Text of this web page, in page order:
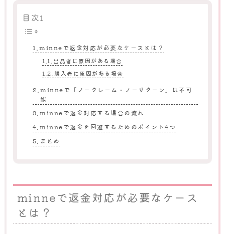
目次1
minneで返金対応が必要なケースとは？
出品者に原因がある場合
購入者に原因がある場合
minneで「ノークレーム・ノーリターン」は不可
能
minneで返金対応する場合の流れ
minneで返金を回避するためのポイント4つ
まとめ
minneで返金対応が必要なケース
とは？